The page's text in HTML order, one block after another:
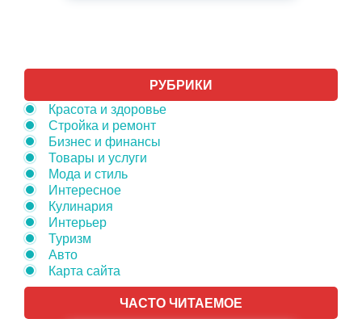
РУБРИКИ
Красота и здоровье
Стройка и ремонт
Бизнес и финансы
Товары и услуги
Мода и стиль
Интересное
Кулинария
Интерьер
Туризм
Авто
Карта сайта
ЧАСТО ЧИТАЕМОЕ